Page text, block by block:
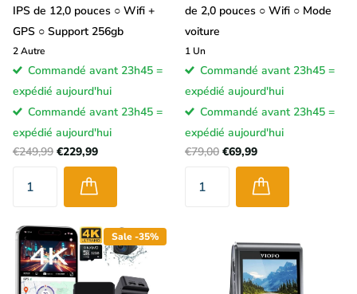
IPS de 12,0 pouces ○ Wifi +
GPS ○ Support 256gb
2Autre
Commandé avant 23h45 =
expédié aujourd'hui
Commandé avant 23h45 =
expédié aujourd'hui
€249,99 €229,99
de 2,0 pouces ○ Wifi ○ Mode
voiture
1 Un
Commandé avant 23h45 =
expédié aujourd'hui
Commandé avant 23h45 =
expédié aujourd'hui
€79,00 €69,99
Sale -35%